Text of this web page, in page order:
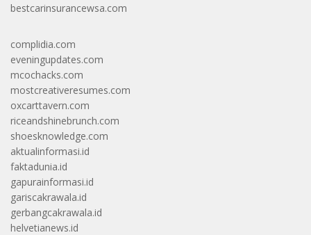
bestcarinsurancewsa.com
complidia.com
eveningupdates.com
mcochacks.com
mostcreativeresumes.com
oxcarttavern.com
riceandshinebrunch.com
shoesknowledge.com
aktualinformasi.id
faktadunia.id
gapurainformasi.id
gariscakrawala.id
gerbangcakrawala.id
helvetianews.id